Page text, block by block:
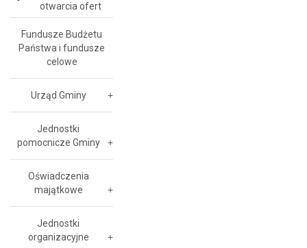
otwarcia ofert
Fundusze Budżetu
Państwa i fundusze
celowe
Urząd Gminy
Jednostki
pomocnicze Gminy
Oświadczenia
majątkowe
Jednostki
organizacyjne